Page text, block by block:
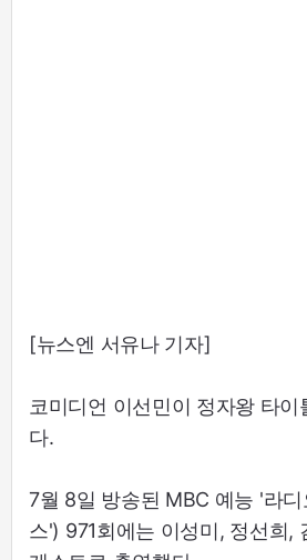
[뉴스엔 서유나 기자]
코미디언 이선민이 정자왕 타
다.
7월 8일 방송된 MBC 예능 '라
스') 971회에는 이성미, 정선희,